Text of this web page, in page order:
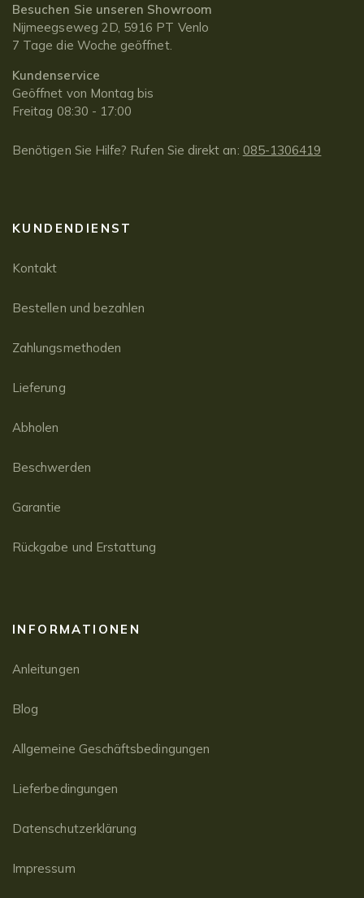
Besuchen Sie unseren Showroom
Nijmeegseweg 2D, 5916 PT Venlo
7 Tage die Woche geöffnet.
Kundenservice
Geöffnet von Montag bis
Freitag 08:30 - 17:00
Benötigen Sie Hilfe? Rufen Sie direkt an: 085-1306419
KUNDENDIENST
Kontakt
Bestellen und bezahlen
Zahlungsmethoden
Lieferung
Abholen
Beschwerden
Garantie
Rückgabe und Erstattung
INFORMATIONEN
Anleitungen
Blog
Allgemeine Geschäftsbedingungen
Lieferbedingungen
Datenschutzerklärung
Impressum